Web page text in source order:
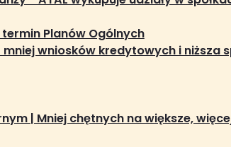
Planów Ogólnych
wniosków kredytowych i niższa
| Mniej chętnych na większe,